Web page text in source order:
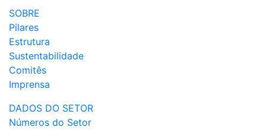
SOBRE
Pilares
Estrutura
Sustentabilidade
Comitês
Imprensa
DADOS DO SETOR
Números do Setor